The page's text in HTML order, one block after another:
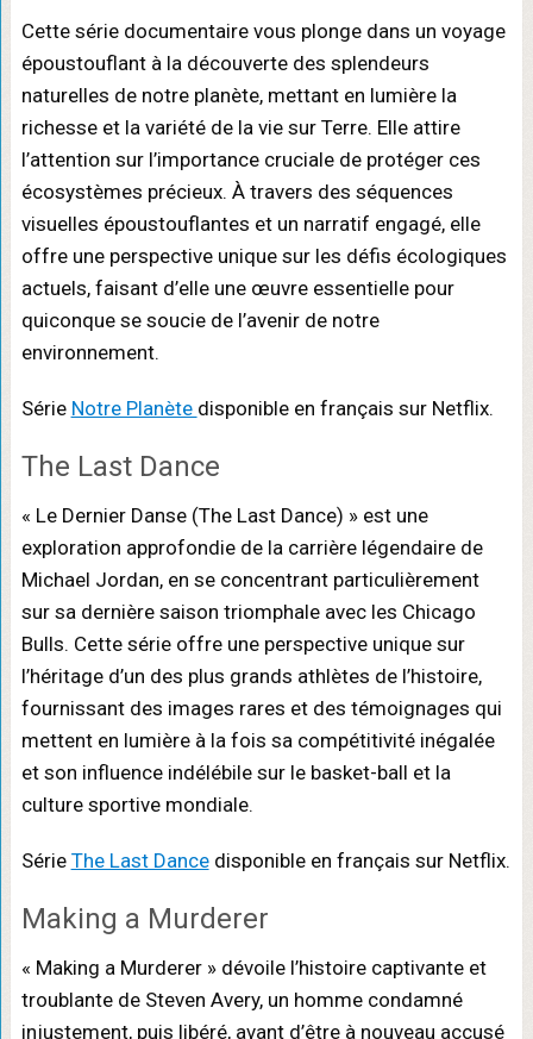
Cette série documentaire vous plonge dans un voyage
époustouflant à la découverte des splendeurs
naturelles de notre planète, mettant en lumière la
richesse et la variété de la vie sur Terre. Elle attire
l’attention sur l’importance cruciale de protéger ces
écosystèmes précieux. À travers des séquences
visuelles époustouflantes et un narratif engagé, elle
offre une perspective unique sur les défis écologiques
actuels, faisant d’elle une œuvre essentielle pour
quiconque se soucie de l’avenir de notre
environnement.
Série Notre Planète disponible en français sur Netflix.
The Last Dance
« Le Dernier Danse (The Last Dance) » est une
exploration approfondie de la carrière légendaire de
Michael Jordan, en se concentrant particulièrement
sur sa dernière saison triomphale avec les Chicago
Bulls. Cette série offre une perspective unique sur
l’héritage d’un des plus grands athlètes de l’histoire,
fournissant des images rares et des témoignages qui
mettent en lumière à la fois sa compétitivité inégalée
et son influence indélébile sur le basket-ball et la
culture sportive mondiale.
Série The Last Dancedisponible en français sur Netflix.
Making a Murderer
« Making a Murderer » dévoile l’histoire captivante et
troublante de Steven Avery, un homme condamné
injustement, puis libéré, avant d’être à nouveau accusé